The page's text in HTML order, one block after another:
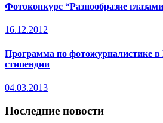
Фотоконкурс “Разнообразие
16.12.2012
Программа по фотожурналистике в
стипендии
04.03.2013
Последние новости